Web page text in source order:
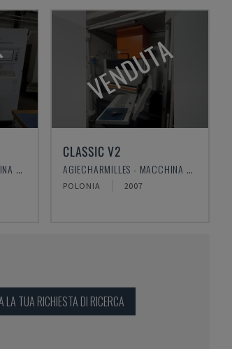
AGIECHARMILLES - MACCHINA PER ELETTROEROSIONE A FILO
VENDUTA
CLASSIC V2
AGIECHARMILLES - MACCHINA PER ELETTROEROSIONE A FILO
POLONIA 2007
LA TUA RICHIESTA DI RICERCA